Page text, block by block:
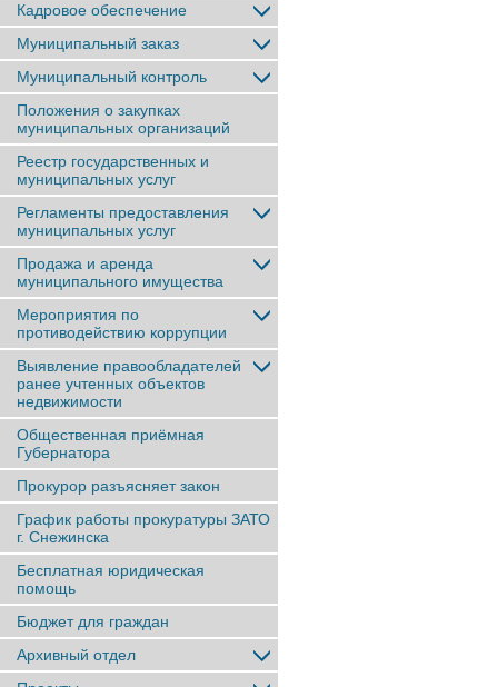
Кадровое обеспечение
Муниципальный заказ
Муниципальный контроль
Положения о закупках
муниципальных организаций
Реестр государственных и
муниципальных услуг
Регламенты предоставления
муниципальных услуг
Продажа и аренда
муниципального имущества
Мероприятия по
противодействию коррупции
Выявление правообладателей
ранее учтенныx объектов
недвижимости
Общественная приёмная
Губернатора
Прокурор разъясняет закон
График работы прокуратуры ЗАТО
г. Снежинска
Бесплатная юридическая
помощь
Бюджет для граждан
Архивный отдел